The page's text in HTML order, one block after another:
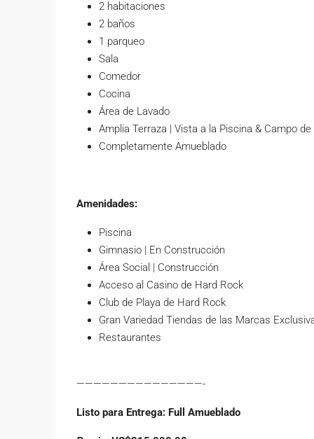
2 habitaciones
2 baños
1 parqueo
Sala
Comedor
Cocina
Área de Lavado
Amplia Terraza | Vista a la Piscina & Campo de
Completamente Amueblado
Amenidades:
Piscina
Gimnasio | En Construcción
Área Social | Construcción
Acceso al Casino de Hard Rock
Club de Playa de Hard Rock
Gran Variedad Tiendas de las Marcas
Restaurantes
———————————————-
Listo para Entrega: Full Amueblado